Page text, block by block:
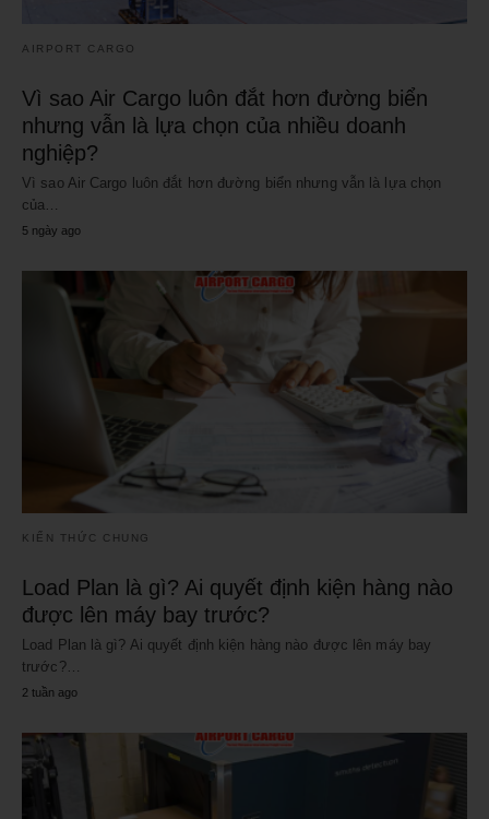
AIRPORT CARGO
Vì sao Air Cargo luôn đắt hơn đường biển
nhưng vẫn là lựa chọn của nhiều doanh
nghiệp?
Vì sao Air Cargo luôn đắt hơn đường biển nhưng vẫn là lựa chọn
của…
5 ngày ago
KIẾN THỨC CHUNG
Load Plan là gì? Ai quyết định kiện hàng nào
được lên máy bay trước?
Load Plan là gì? Ai quyết định kiện hàng nào được lên máy bay
trước?…
2 tuần ago